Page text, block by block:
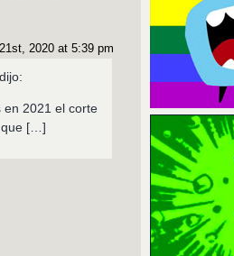
2020 at 5:39 pm
dijo:
2021 el corte
que […]